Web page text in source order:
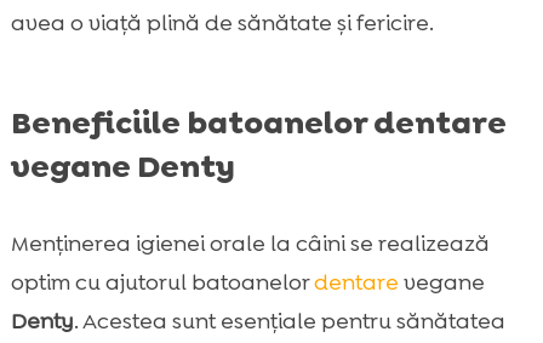
avea o viață plină de sănătate și fericire.
Beneficiile batoanelor dentare
vegane Denty
Menținerea igienei orale la câini se realizează
optim cu ajutorul batoanelordentare vegane
Denty. Acestea sunt esențiale pentru sănătatea